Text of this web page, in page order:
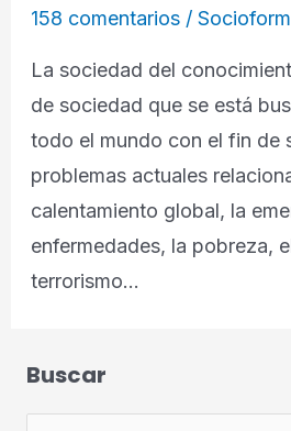
158 comentarios /
La sociedad del
de sociedad que se está
todo el mundo con el fin de
problemas actuales
calentamiento global, la
enfermedades, la pobreza,
terrorismo…
Buscar